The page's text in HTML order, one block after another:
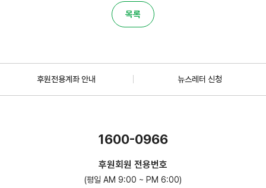
목록
후원전용계좌 안내 뉴스레터 신청
1600-0966
후원회원 전용번호
(평일 AM 9:00 ~ PM 6:00)